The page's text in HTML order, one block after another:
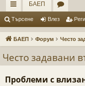
ъ
рз
вр
ъз
БАЕП
ор
ум
Търсене Влез
БАЕП Форум Често
Често задавани
Проблеми с